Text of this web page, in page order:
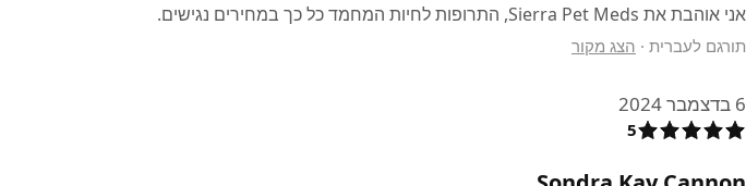
אני אוהבת את Sierra Pet Meds, התרופות לחיות המחמד כל כך במחירים נגישים.
תורגם לעברית · הצג מקור
6 בדצמבר 2024
5